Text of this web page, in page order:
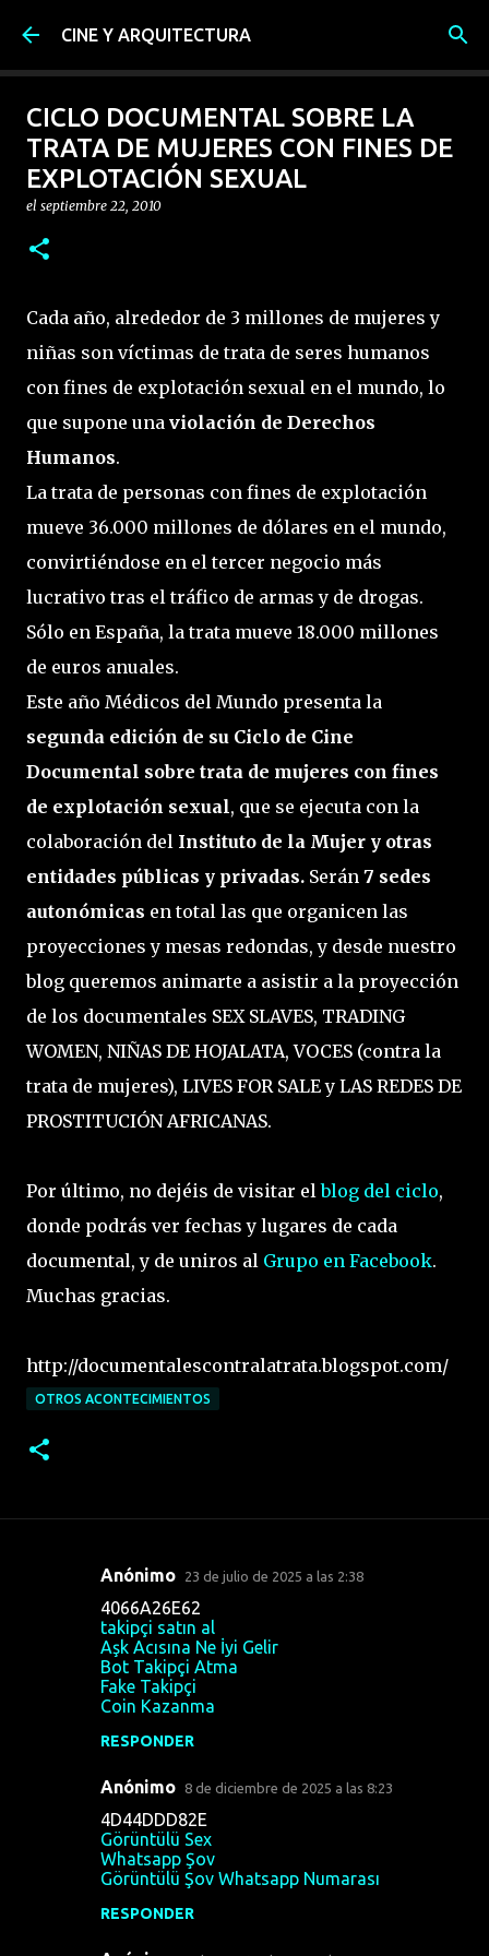
Ir al contenido principal
CINE Y ARQUITECTURA
CICLO DOCUMENTAL SOBRE LA
TRATA DE MUJERES CON FINES DE
EXPLOTACIÓN SEXUAL
el septiembre 22, 2010
Cada año, alrededor de 3 millones de mujeres y
niñas son víctimas de trata de seres humanos
con fines de explotación sexual en el mundo, lo
que supone una violación de Derechos
Humanos.
La trata de personas con fines de explotación
mueve 36.000 millones de dólares en el mundo,
convirtiéndose en el tercer negocio más
lucrativo tras el tráfico de armas y de drogas.
Sólo en España, la trata mueve 18.000 millones
de euros anuales.
Este año Médicos del Mundo presenta la
segunda edición de su Ciclo de Cine
Documental sobre trata de mujeres con fines
de explotación sexual, que se ejecuta con la
colaboración del Instituto de la Mujer y otras
entidades públicas y privadas. Serán 7 sedes
autonómicas en total las que organicen las
proyecciones y mesas redondas, y desde nuestro
blog queremos animarte a asistir a la proyección
de los documentales SEX SLAVES, TRADING
WOMEN, NIÑAS DE HOJALATA, VOCES (contra la
trata de mujeres), LIVES FOR SALE y LAS REDES DE
PROSTITUCIÓN AFRICANAS.
Por último, no dejéis de visitar elblog del ciclo,
donde podrás ver fechas y lugares de cada
documental, y de uniros al Grupo en Facebook.
Muchas gracias.
http://documentalescontralatrata.blogspot.com/
OTROS ACONTECIMIENTOS
Anónimo 23 de julio de 2025 a las 2:38
4066A26E62
takipçi satın al
Aşk Acısına Ne İyi Gelir
Bot Takipçi Atma
Fake Takipçi
Coin Kazanma
RESPONDER
Anónimo 8 de diciembre de 2025 a las 8:23
4D44DDD82E
Görüntülü Sex
Whatsapp Şov
Görüntülü Şov Whatsapp Numarası
RESPONDER